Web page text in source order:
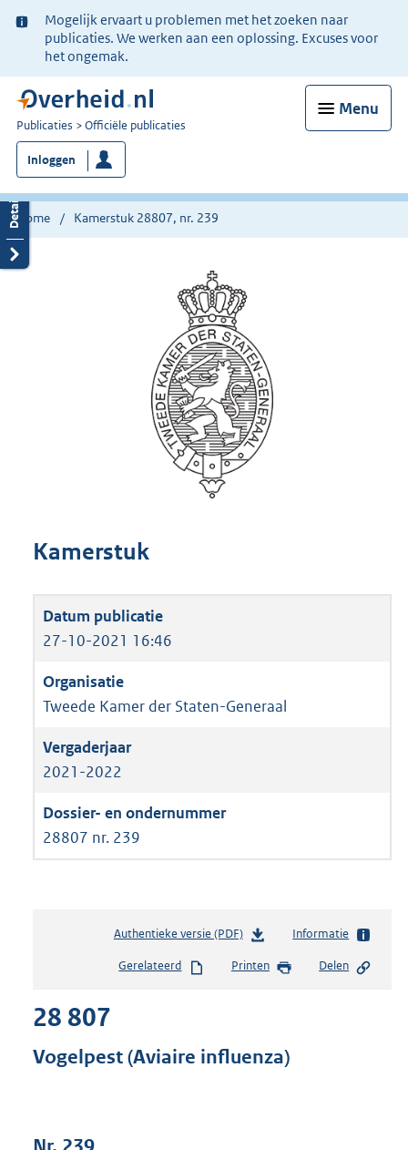
Ter
informatie:
Mogelijk ervaart u problemen met het zoeken naar
publicaties. We werken aan een oplossing. Excuses voor
het ongemak.
Menu
U
bent
nu
hier:
Publicaties Officiële publicaties
Inloggen
Home Kamerstuk 28807, nr. 239
Kamerstuk
27-10-2021 16:46
Tweede Kamer der Staten-Generaal
2021-2022
28807 nr. 239
Authentieke versie (PDF)b
s
s
Informatie
Gerelateerd Printen Delen
28 807
Vogelpest (Aviaire influenza)